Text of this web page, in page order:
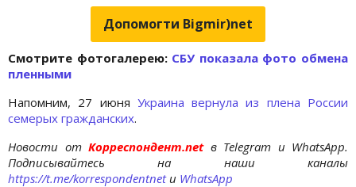
Допомогти Bigmir)net
Cмотрите фотогалерею: СБУ показала фото обмена
пленными
Напомним, 27 июня Украина вернула из плена России
семерых гражданских.
Новости отКорреспондент.net в Telegram и WhatsApp.
Подписывайтесь на наши каналы
https://t.me/korrespondentnetи WhatsApp